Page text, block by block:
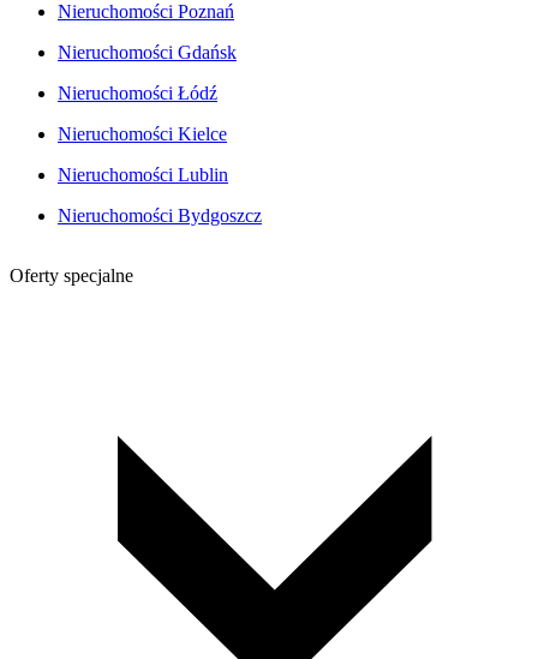
Nieruchomości Poznań
Nieruchomości Gdańsk
Nieruchomości Łódź
Nieruchomości Kielce
Nieruchomości Lublin
Nieruchomości Bydgoszcz
Oferty specjalne